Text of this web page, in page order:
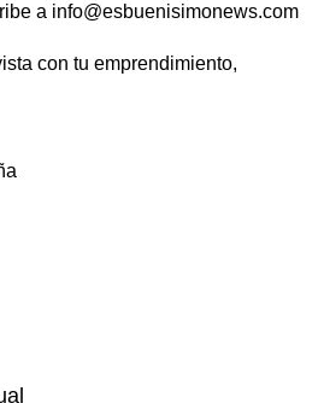
a info@esbuenisimonews.com
con tu emprendimiento,